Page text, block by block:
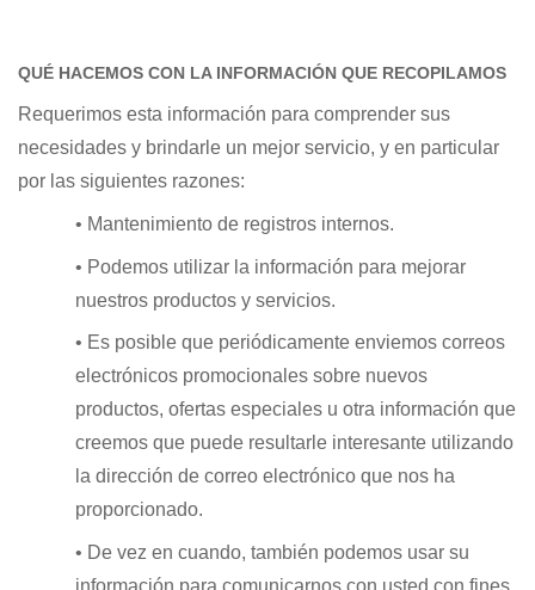
QUÉ HACEMOS CON LA INFORMACIÓN QUE RECOPILAMOS
Requerimos esta información para comprender sus
necesidades y brindarle un mejor servicio, y en particular
por las siguientes razones:
• Mantenimiento de registros internos.
• Podemos utilizar la información para mejorar
nuestros productos y servicios.
• Es posible que periódicamente enviemos correos
electrónicos promocionales sobre nuevos
productos, ofertas especiales u otra información que
creemos que puede resultarle interesante utilizando
la dirección de correo electrónico que nos ha
proporcionado.
• De vez en cuando, también podemos usar su
información para comunicarnos con usted con fines